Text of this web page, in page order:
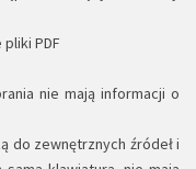
PDF
nie mają informacji o
do zewnętrznych źródeł i